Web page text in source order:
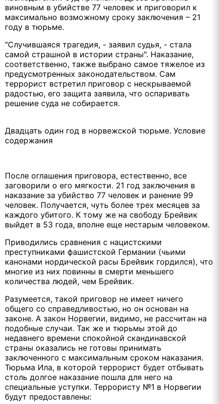
виновным в убийстве 77 человек и приговорил к
максимально возможному сроку заключения – 21
году в тюрьме.
"Случившаяся трагедия, - заявил судья, - стала
самой страшной в истории страны". Наказание,
соответственно, также выбрано самое тяжелое из
предусмотренных законодательством. Сам
террорист встретил приговор с нескрываемой
радостью, его защита заявила, что оспаривать
решение суда не собирается.
Двадцать один год в норвежской тюрьме. Условие
содержания
После оглашения приговора, естественно, все
заговорили о его мягкости. 21 год заключения в
наказание за убийство 77 человек и ранение 99
человек. Получается, чуть более трех месяцев за
каждого убитого. К тому же на свободу Брейвик
выйдет в 53 года, вполне еще нестарым человеком.
Приводились сравнения с нацистскими
преступниками фашистской Германии (чьими
канонами нордической расы Брейвик гордился), что
многие из них повинны в смерти меньшего
количества людей, чем Брейвик.
Разумеется, такой приговор не имеет ничего
общего со справедливостью, но он основан на
законе. А закон Норвегии, видимо, не рассчитан на
подобные случаи. Так же и тюрьмы этой до
недавнего времени спокойной скандинавской
страны оказались не готовы принимать
заключенного с максимальным сроком наказания.
Тюрьма Ила, в которой террорист будет отбывать
столь долгое наказание пошла для него на
специальные уступки. Террористу №1 в Норвегии
будут предоставлены: